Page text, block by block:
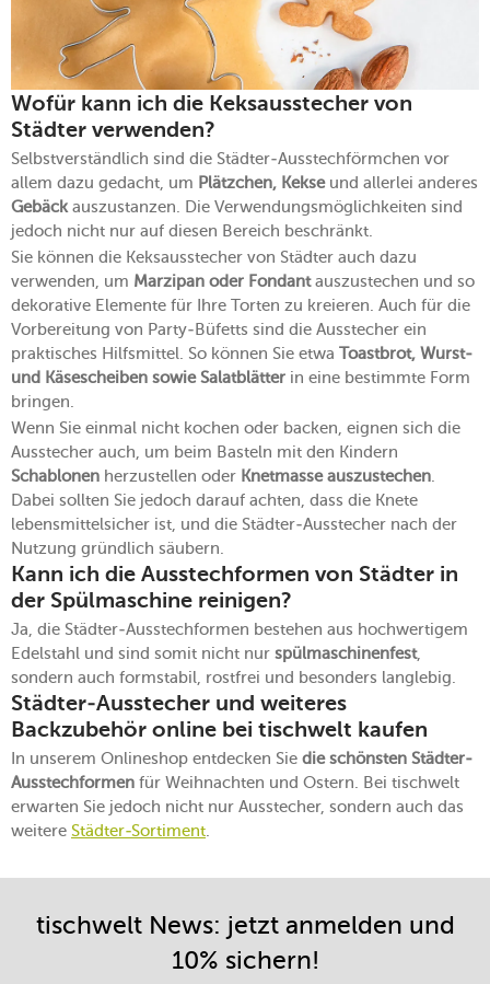
Wofür kann ich die Keksausstecher von
Städter verwenden?
Selbstverständlich sind die Städter-Ausstechförmchen vor
allem dazu gedacht, um Plätzchen, Kekseund allerlei anderes
Gebäckauszustanzen. Die Verwendungsmöglichkeiten sind
jedoch nicht nur auf diesen Bereich beschränkt.
Sie können die Keksausstecher von Städter auch dazu
verwenden, um Marzipan oder Fondantauszustechen und so
dekorative Elemente für Ihre Torten zu kreieren. Auch für die
Vorbereitung von Party-Büfetts sind die Ausstecher ein
praktisches Hilfsmittel. So können Sie etwa Toastbrot, Wurst-
und Käsescheiben sowie Salatblätter in eine bestimmte Form
bringen.
Wenn Sie einmal nicht kochen oder backen, eignen sich die
Ausstecher auch, um beim Basteln mit den Kindern
Schablonen herzustellen oder Knetmasse auszustechen.
Dabei sollten Sie jedoch darauf achten, dass die Knete
lebensmittelsicher ist, und die Städter-Ausstecher nach der
Nutzung gründlich säubern.
Kann ich die Ausstechformen von Städter in
der Spülmaschine reinigen?
Ja, die Städter-Ausstechformen bestehen aus hochwertigem
Edelstahl und sind somit nicht nur spülmaschinenfest,
sondern auch formstabil, rostfrei und besonders langlebig.
Städter-Ausstecher und weiteres
Backzubehör online bei tischwelt kaufen
In unserem Onlineshop entdecken Sie die schönsten Städter-
Ausstechformen für Weihnachten und Ostern. Bei tischwelt
erwarten Sie jedoch nicht nur Ausstecher, sondern auch das
weitere Städter-Sortiment.
tischwelt News: jetzt anmelden und
10% sichern!